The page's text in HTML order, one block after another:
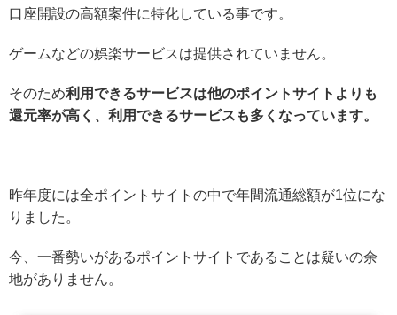
口座開設の高額案件に特化している事です。
ゲームなどの娯楽サービスは提供されていません。
そのため利用できるサービスは他のポイントサイトよりも
還元率が高く、利用できるサービスも多くなっています。
昨年度には全ポイントサイトの中で年間流通総額が1位にな
りました。
今、一番勢いがあるポイントサイトであることは疑いの余
地がありません。